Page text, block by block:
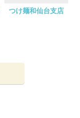
つけ麺和仙台支店